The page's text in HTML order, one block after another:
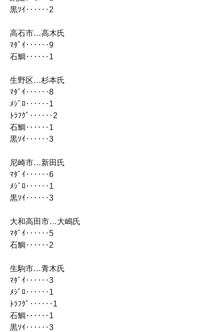
黒ｿｲ‥‥‥2
高石市…高木氏
ﾏﾀﾞｲ‥‥‥9
石鯛‥‥‥1
生野区…杉本氏
ﾏﾀﾞｲ‥‥‥8
ﾒｼﾞﾛ‥‥‥1
ﾄﾗﾌｸﾞ‥‥‥2
石鯛‥‥‥1
黒ｿｲ‥‥‥3
尼崎市…新田氏
ﾏﾀﾞｲ‥‥‥6
ﾒｼﾞﾛ‥‥‥1
黒ｿｲ‥‥‥3
大和高田市…大嶋氏
ﾏﾀﾞｲ‥‥‥5
石鯛‥‥‥2
生駒市…青木氏
ﾏﾀﾞｲ‥‥‥3
ﾒｼﾞﾛ‥‥‥1
ﾄﾗﾌｸﾞ‥‥‥1
石鯛‥‥‥1
黒ｿｲ‥‥‥3